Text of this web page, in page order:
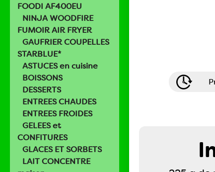
FOODI AF400EU
NINJA WOODFIRE
FUMOIR AIR FRYER
GAUFRIER COUPELLES
STARBLUE*
ASTUCES en cuisine
BOISSONS
DESSERTS
ENTREES CHAUDES
ENTREES FROIDES
GELEES et
CONFITURES
GLACES ET SORBETS
LAIT CONCENTRE